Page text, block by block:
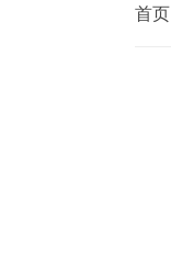
首页